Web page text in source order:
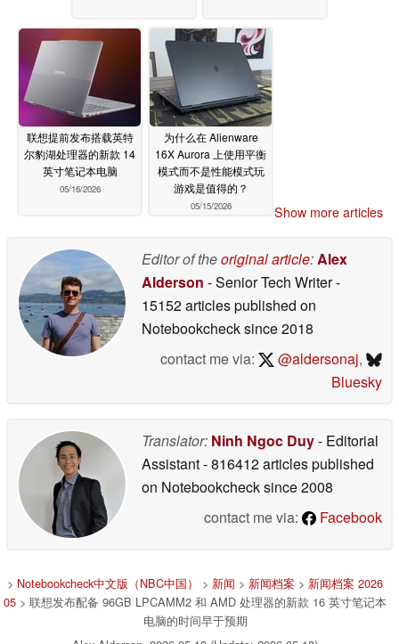
联想提前发布搭载英特
尔豹湖处理器的新款 14
英寸笔记本电脑
05/16/2026
为什么在 Alienware
16X Aurora 上使用平衡
模式而不是性能模式玩
游戏是值得的？
05/15/2026 Show more articles
Editor of theoriginal article:Alex
Alderson - Senior Tech Writer-
15152 articles published on
Notebookchecksince 2018
contact me via:
@aldersonaj,
Bluesky
Translator: Ninh Ngoc Duy- Editorial
Assistant- 816412 articles published
on Notebookchecksince 2008
contact me via:
Facebook
> Notebookcheck中文版（NBC中国） > 新闻 > 新闻档案 > 新闻档案 2026
05 > 联想发布配备 96GB LPCAMM2 和 AMD 处理器的新款 16 英寸笔记本
电脑的时间早于预期